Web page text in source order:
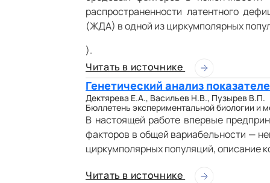
распространенности латентного
(ЖДА) в одной из циркумполярных
).
Читать в источнике
Генетический анализ
Дектярева Е.А., Васильев Н.В., Пузырев В.П.
Бюллетень экспериментальной биологии и
В настоящей работе впервые
факторов в общей вариабельности —
циркумполярных популяций, описание
Читать в источнике